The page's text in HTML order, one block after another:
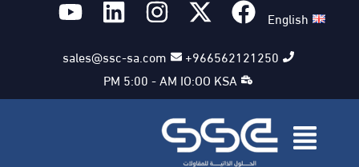
English
966562121250+
sales@ssc-sa.com
PM 5:00 - AM IO:OO KSA